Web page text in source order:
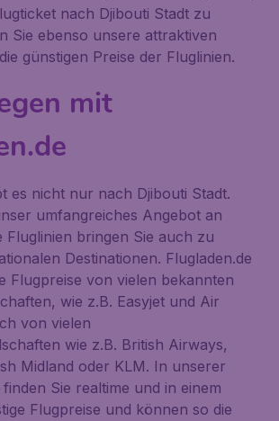
nach Djibouti Stadt zu
Sie ebenso unsere attraktiven
günstigen Preise der Fluglinien.
mit
es nicht nur nach Djibouti Stadt.
umfangreiches Angebot an
Fluglinien bringen Sie auch zu
Destinationen. Flugladen.de
Flugpreise von vielen bekannten
wie z.B. Easyjet und Air
von vielen
wie z.B. British Airways,
Midland oder KLM. In unserer
Sie realtime und in einem
Flugpreise und können so die